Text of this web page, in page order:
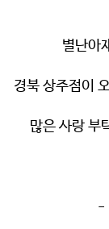
별난아
경북 상주점이
많은 사랑 부
-